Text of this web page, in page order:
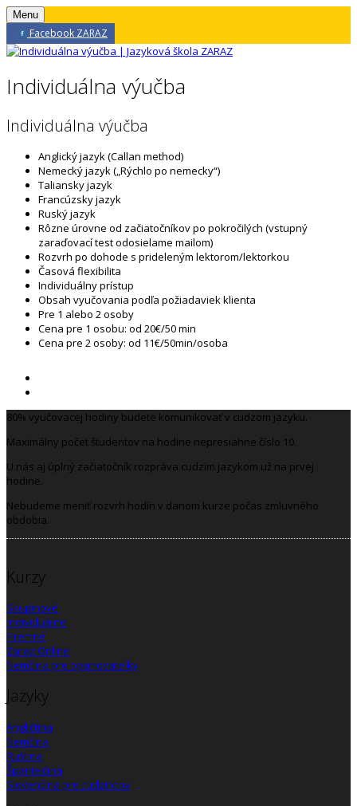
Menu
Facebook ZARAZ
Individuálna výučba
Individuálna výučba
Anglický jazyk (Callan method)
Nemecký jazyk („Rýchlo po nemecky“)
Taliansky jazyk
Francúzsky jazyk
Ruský jazyk
Rôzne úrovne od začiatočníkov po pokročilých (vstupný
zaraďovací test odosielame mailom)
Rozvrh po dohode s prideleným lektorom/lektorkou
Časová flexibilita
Individuálny prístup
Obsah vyučovania podľa požiadaviek klienta
Pre 1 alebo 2 osoby
Cena pre 1 osobu: od 20€/50 min
Cena pre 2 osoby: od 11€/50min/osoba
80% vyučovacej hodiny budete komunikovať v cudzom jazyku.
Maximálny počet študentov na hodine nepresiahne číslo 10.
U nás aj úplný začiatočník rozpráva cudzím jazykom už na prvej
hodine.
Nebudeme meniť rozvrh hodín v danom kurze počas zmluvného
obdobia.
Kurzy
Skupinové
Individuálne
Firemné
Zaraz Online
Nemčina pre opatrovateľky
Jazyky
Angličtina
Nemčina
Ruština
Španielčina
Slovenčina pre cudzincov